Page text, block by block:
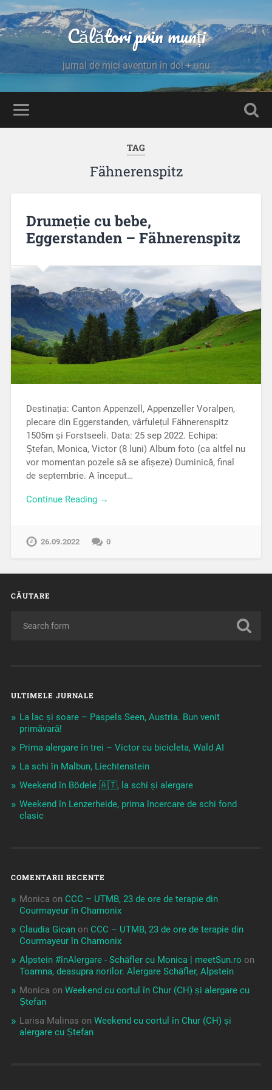
Călători prin munți
jurnal de mici aventuri în doi + unu
TAG
Fähnerenspitz
Drumeție cu bebe,
Eggerstanden – Fähnerenspitz
Destinația: Canton Appenzell, Appenzeller Voralpen,
plecare din Eggerstanden, vârfulețul Fähnerenspitz
1505m și Forstseeli. Data: 25 sep 2022. Echipa:
Ștefan, Monica, Victor (8 luni) Album foto (ca altfel nu
vor momentan pozele să se afișeze) Duminică, final
de septembrie. A început…
Continue Reading →
26.09.2022 0
CĂUTARE
ULTIMELE JURNALE
La lac și soare – Paspels Seen, Austria. Bun venit
primăvară!
Prima alergare în trei – Victor cu bicicleta, Wald AI
La schi în Malbun, Liechtenstein
Weekend în Bödele 🇦🇹, la schi și alergare
Weekend în Lenzerheide, prima încercare de schi fond
clasic
COMENTARII RECENTE
Monica on CCC – UTMB, 23 de ore de terapie din
Courmayeur în Chamonix
Claudia Gicanon CCC – UTMB, 23 de ore de terapie din
Courmayeur în Chamonix
Alpstein #înAlergare - Schäfler cu Monica | meetSun.ro on
Toamna, deasupra norilor. Alergare Schäfler, Alpstein
Monica on Weekend cu cortul în Chur (CH) și alergare cu
Ștefan
Larisa Malinas on Weekend cu cortul în Chur (CH) și
alergare cu Ștefan